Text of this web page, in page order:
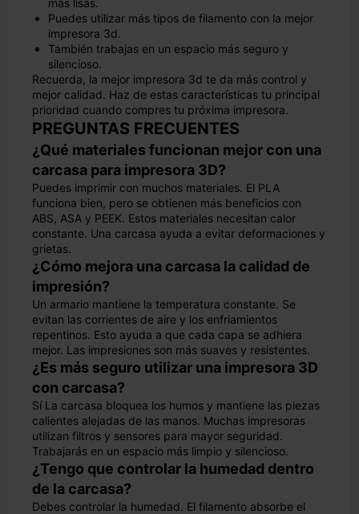
más lisas.
Puedes utilizar más tipos de filamento con la mejor
impresora 3d.
También trabajas en un espacio más seguro y
silencioso.
Recuerda, la mejor impresora 3d te da más control y
mejor calidad. Haz de estas características tu principal
prioridad cuando compres tu próxima impresora.
PREGUNTAS FRECUENTES
¿Qué materiales funcionan mejor con una
carcasa para impresora 3D?
Puedes imprimir con muchos materiales. El PLA
funciona bien, pero se obtienen más beneficios con
ABS, ASA y PEEK. Estos materiales necesitan calor
constante. Una carcasa ayuda a evitar deformaciones y
grietas.
¿Cómo mejora una carcasa la calidad de
impresión?
Un armario mantiene la temperatura constante. Se
evitan las corrientes de aire y los enfriamientos
repentinos. Esto ayuda a que cada capa se adhiera
mejor. Las impresiones son más suaves y resistentes.
¿Es más seguro utilizar una impresora 3D
con carcasa?
Sí La carcasa bloquea los humos y mantiene las piezas
calientes alejadas de las manos. Muchas impresoras
utilizan filtros y sensores para mayor seguridad.
Trabajarás en un espacio más limpio y silencioso.
¿Tengo que controlar la humedad dentro
de la carcasa?
Debes controlar la humedad. El filamento absorbe el